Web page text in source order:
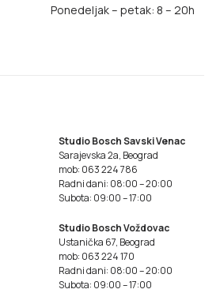
Ponedeljak – petak: 8 – 20h
Studio Bosch Savski Venac
Sarajevska 2a, Beograd
mob: 063 224 786
Radni dani: 08:00 – 20:00
Subota: 09:00 – 17:00
Studio Bosch Voždovac
Ustanička 67, Beograd
mob: 063 224 170
Radni dani: 08:00 – 20:00
Subota: 09:00 – 17:00